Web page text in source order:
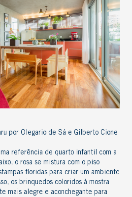
por Olegario de Sá e Gilberto Cione
referência de quarto infantil com a
o rosa se mistura com o piso
floridas para criar um ambiente
os brinquedos coloridos à mostra
mais alegre e aconchegante para